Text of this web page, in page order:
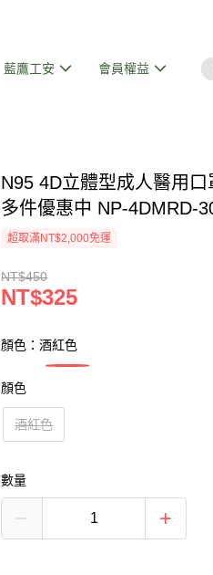
藍鷹工安 會員權益
N95 4D立體型成人醫用
多件優惠中 NP-4DMRD-
超取滿NT$2,000免運
NT$450
NT$325
顏色：酒紅色
顏色
酒紅色
數量